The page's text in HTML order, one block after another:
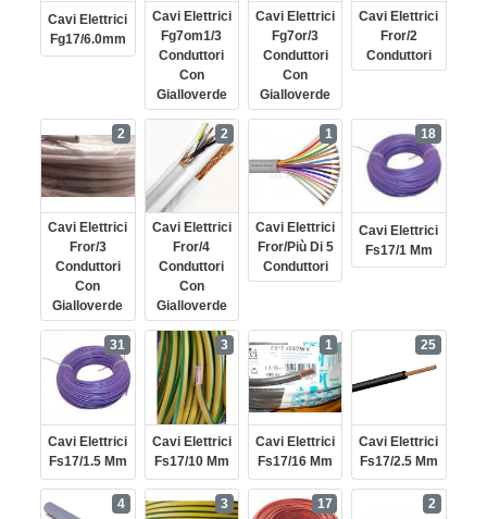
Cavi Elettrici
Fg17/6.0mm
Cavi Elettrici
Fg7om1/3
Conduttori
Con
Gialloverde
Cavi Elettrici
Fg7or/3
Conduttori
Con
Gialloverde
Cavi Elettrici
Fror/2
Conduttori
Cavi Elettrici
Fror/3
Conduttori
Con
Gialloverde
2
Cavi Elettrici
Fror/4
Conduttori
Con
Gialloverde
2
Cavi Elettrici
Fror/più Di 5
Conduttori
1
Cavi Elettrici
Fs17/1 Mm
18
Cavi Elettrici
Fs17/1.5 Mm
31
Cavi Elettrici
Fs17/10 Mm
3
Cavi Elettrici
Fs17/16 Mm
1
Cavi Elettrici
Fs17/2.5 Mm
25
4 3 17 2